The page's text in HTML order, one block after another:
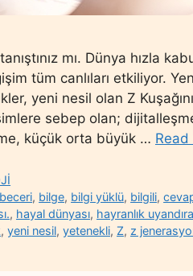
mı. Dünya hızla
tüm canlıları etkiliyor.
yeni nesil olan Z
sebep olan;
küçük orta büyük … Read
beceri, bilge, bilgi yüklü, bilgili,
, hayal dünyası, hayranlık
, yeni nesil, yetenekli, Z, z